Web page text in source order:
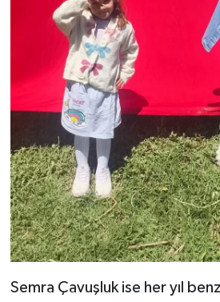
Semra Çavuşluk ise her yıl